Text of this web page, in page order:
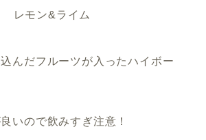
レモン&ライム
んだフルーツが入ったハイボー
いので飲みすぎ注意！